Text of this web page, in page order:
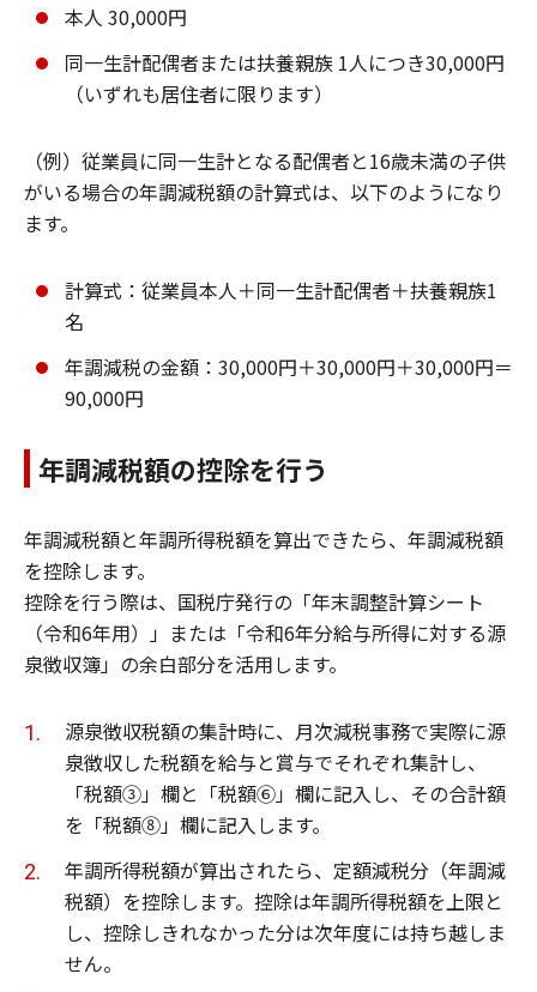
本人 30,000円
同一生計配偶者または扶養親族 1人につき30,000円
（いずれも居住者に限ります）
（例）従業員に同一生計となる配偶者と16歳未満の子供
がいる場合の年調減税額の計算式は、以下のようになり
ます。
計算式：従業員本人＋同一生計配偶者＋扶養親族1
名
年調減税の金額：30,000円＋30,000円＋30,000円＝
90,000円
年調減税額の控除を行う
年調減税額と年調所得税額を算出できたら、年調減税額
を控除します。
控除を行う際は、国税庁発行の「年末調整計算シート
（令和6年用）」または「令和6年分給与所得に対する源
泉徴収簿」の余白部分を活用します。
源泉徴収税額の集計時に、月次減税事務で実際に源
泉徴収した税額を給与と賞与でそれぞれ集計し、
「税額③」欄と「税額⑥」欄に記入し、その合計額
を「税額⑧」欄に記入します。
年調所得税額が算出されたら、定額減税分（年調減
税額）を控除します。控除は年調所得税額を上限と
し、控除しきれなかった分は次年度には持ち越しま
せん。